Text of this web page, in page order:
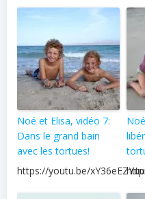
Noé et Elisa, vidéo 7:
Dans le grand bain
avec les tortues!
https://youtu.be/